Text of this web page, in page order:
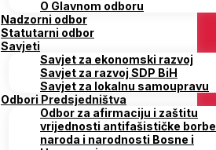
O Glavnom odboru
Nadzorni odbor
Statutarni odbor
Savjeti
Savjet za ekonomski razvoj
Savjet za razvoj SDP BiH
Savjet za lokalnu samoupravu
Odbori Predsjedništva
Odbor za afirmaciju i zaštitu
vrijednosti antifašističke borbe
naroda i narodnosti Bosne i